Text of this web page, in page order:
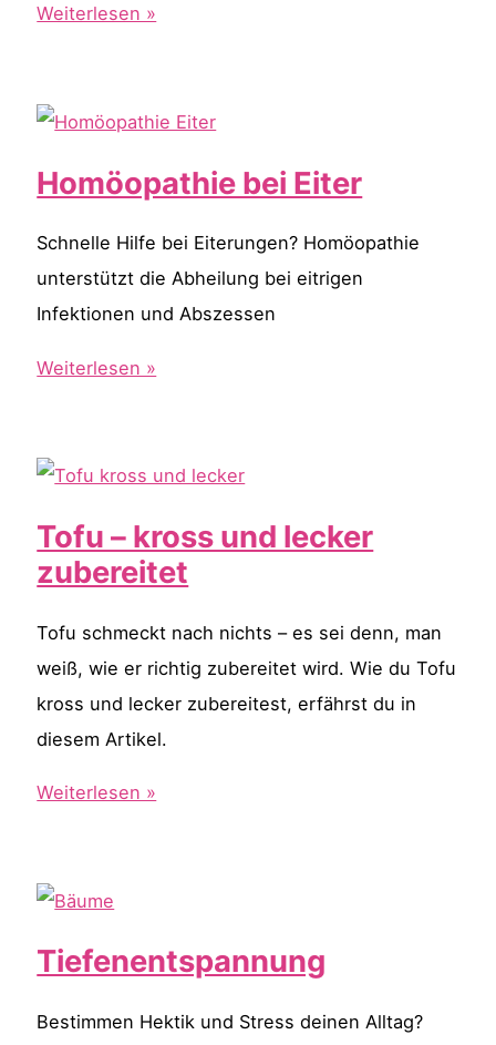
Das
Pulsatilla
Weiterlesen »
Homöopathie bei Eiter
Schnelle Hilfe bei Eiterungen? Homöopathie
unterstützt die Abheilung bei eitrigen
Infektionen und Abszessen
Homöopathie
Weiterlesen »
Tofu – kross und lecker
zubereitet
Tofu schmeckt nach nichts – es sei denn, man
weiß, wie er richtig zubereitet wird. Wie du Tofu
kross und lecker zubereitest, erfährst du in
diesem Artikel.
Tofu
und
zubereitet
Weiterlesen »
Tiefenentspannung
Bestimmen Hektik und Stress deinen Alltag?